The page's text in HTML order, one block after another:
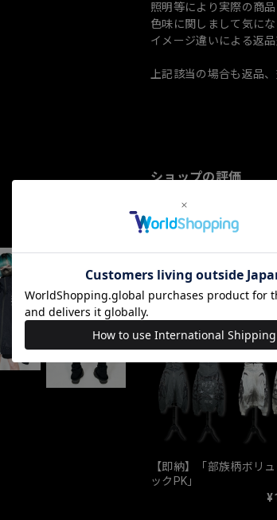
照明等により実際の商
色味に関しまして気に
イメージ違いによる返
上記該当の場合も返品
ショップの評価
すべて
【即納】「部族柄ボリ
ックPK」